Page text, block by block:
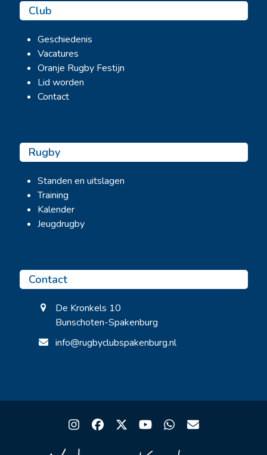
Club
Geschiedenis
Vacatures
Oranje Rugby Festijn
Lid worden
Contact
Rugby
Standen en uitslagen
Training
Kalender
Jeugdrugby
Contact
De Kronkels 10
Bunschoten-Spakenburg
info@rugbyclubspakenburg.nl
Instagram
Facebook
TwitterYouTubeWhatsapp
Email